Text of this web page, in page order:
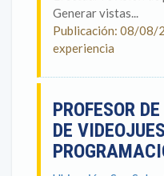
Generar vistas...
Publicación: 08/08/
experiencia
PROFESOR
DE